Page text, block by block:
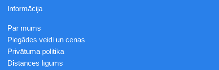
Informācija
Par mums
Piegādes veidi un cenas
Privātuma politika
Distances līgums